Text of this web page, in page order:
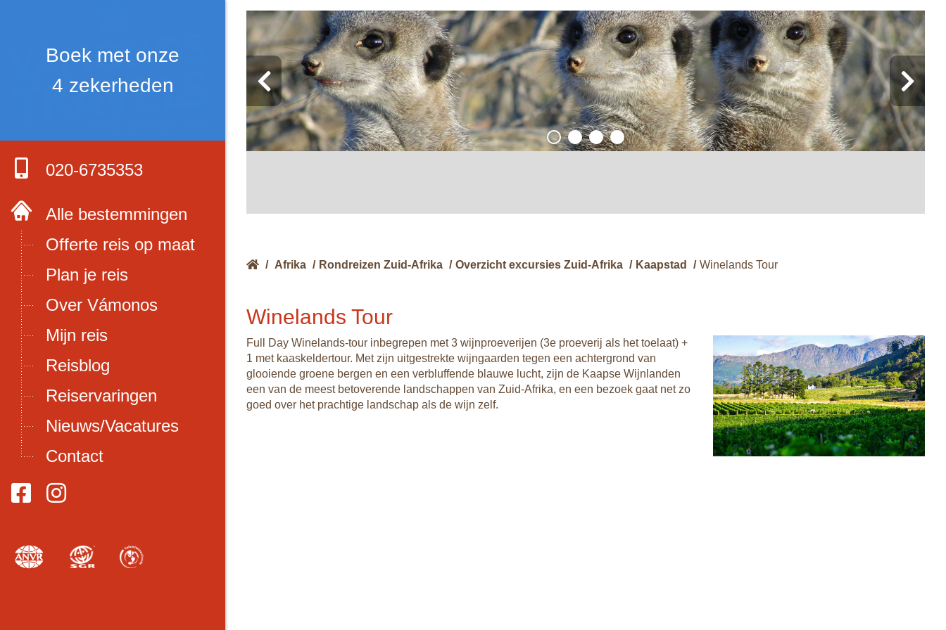
Boek met onze
4 zekerheden
020-6735353
Alle bestemmingen
Offerte reis op maat
Plan je reis
Over Vámonos
Mijn reis
Reisblog
Reiservaringen
Nieuws/Vacatures
Contact
/ Afrika / Rondreizen Zuid-Afrika / Overzicht excursies Zuid-Afrika / Kaapstad / Winelands Tour
Winelands Tour
Full Day Winelands-tour inbegrepen met 3 wijnproeverijen (3e proeverij als het toelaat) +
1 met kaaskeldertour. Met zijn uitgestrekte wijngaarden tegen een achtergrond van
glooiende groene bergen en een verbluffende blauwe lucht, zijn de Kaapse Wijnlanden
een van de meest betoverende landschappen van Zuid-Afrika, en een bezoek gaat net zo
goed over het prachtige landschap als de wijn zelf.